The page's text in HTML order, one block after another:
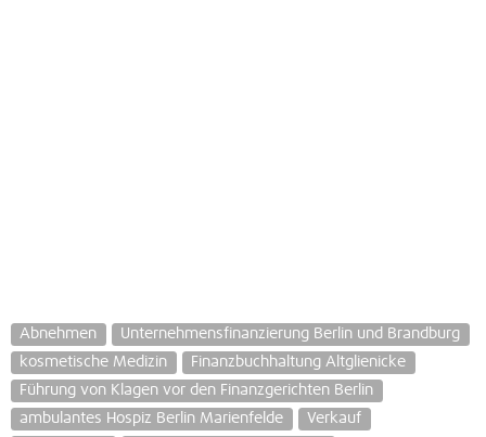
Abnehmen
Unternehmensfinanzierung Berlin und Brandburg
kosmetische Medizin
Finanzbuchhaltung Altglienicke
Führung von Klagen vor den Finanzgerichten Berlin
ambulantes Hospiz Berlin Marienfelde
Verkauf